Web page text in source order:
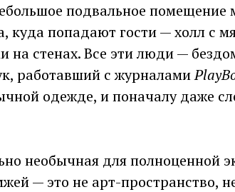
подвальное
куда попадают гости — холл с
на стенах. Все эти люди —
работавший с журналами
одежде, и поначалу даже
необычная для полноценной
— это не арт-пространство,